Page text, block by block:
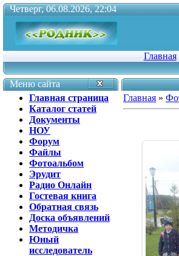
Четверг, 06.08.2026, 22:04
Главная
Меню сайта
Главная страница
Каталог статей
Документы
НОУ
Форум
Файлы
Фотоальбом
Эрудит
Радио Онлайн
Гостевая книга
Обратная связь
Доска объявлений
Методичка
Юный
исследователь
Главная »